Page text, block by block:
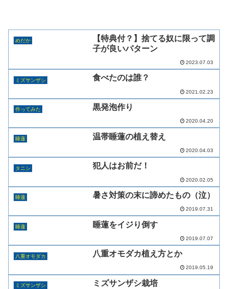
めだか
【特典付？】捨てる奴に限って調
子が良いパターン
2023.07.03
ミズサンザシ 食べたのは誰？
2021.02.23
作ってみた 黒発泡作り
2020.04.20
睡蓮 温帯睡蓮の植え替え
2020.04.03
タニシ 犯人はお前だ！
2020.02.05
睡蓮 暑さ対策の末に諦めたもの（泣）
2019.07.31
睡蓮 睡蓮をイジり倒す
2019.07.07
八重オモダカ 八重オモダカ植え方とか
2019.05.19
ミズサンザシ ミズサンザシ栽培